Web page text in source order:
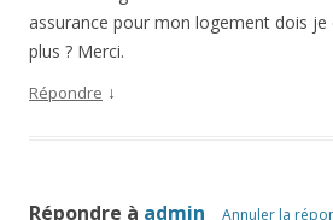
assurance pour mon logement dois je
plus ? Merci.
Répondre ↓
Répondre à admin Annuler la